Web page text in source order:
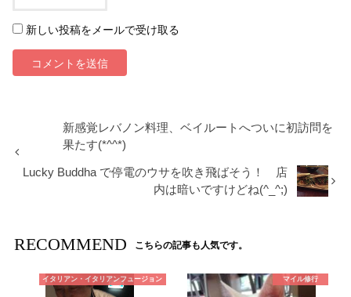
新しい投稿をメールで受け取る
新感覚レバノン料理、ベイルートへついに初訪問を
果たす(*^^*)
Lucky Buddha で停電のウサを吹き飛ばそう！ 店
内は暗いですけどね(^_^;)
RECOMMEND こちらの記事も人気です。
イタリアン・イタリアンフュージョン マイル修行